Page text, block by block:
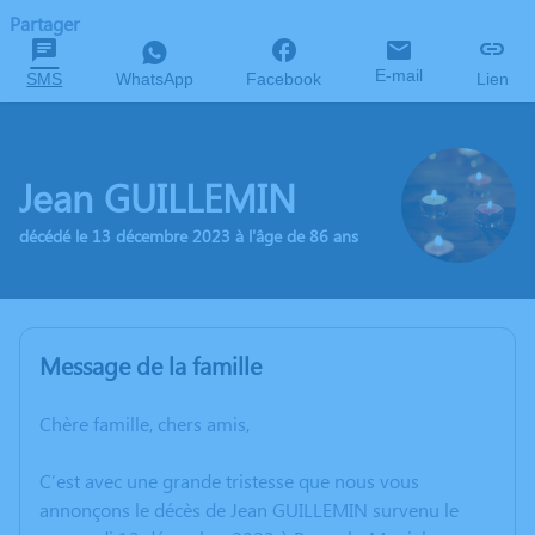
Partager
SMS WhatsApp Facebook E-mail Lien
Jean GUILLEMIN
décédé le 13 décembre 2023 à l'âge de 86 ans
Message de la famille
Chère famille, chers amis,
C’est avec une grande tristesse que nous vous
annonçons le décès de Jean GUILLEMIN survenu le